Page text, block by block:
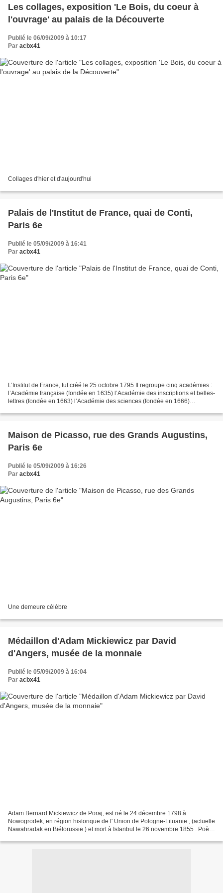
Les collages, exposition 'Le Bois, du coeur à
l'ouvrage' au palais de la Découverte
Publié le 06/09/2009 à 10:17
Par acbx41
Collages d'hier et d'aujourd'hui
Palais de l'Institut de France, quai de Conti,
Paris 6e
Publié le 05/09/2009 à 16:41
Par acbx41
L’Institut de France, fut créé le 25 octobre 1795 Il regroupe cinq académies :
l’Académie française (fondée en 1635) l’Académie des inscriptions et belles-
lettres (fondée en 1663) l’Académie des sciences (fondée en 1666)
Maison de Picasso, rue des Grands Augustins,
Paris 6e
Publié le 05/09/2009 à 16:26
Par acbx41
Une demeure célèbre
Médaillon d'Adam Mickiewicz par David
d'Angers, musée de la monnaie
Publié le 05/09/2009 à 16:04
Par acbx41
Adam Bernard Mickiewicz de Poraj, est né le 24 décembre 1798 à
Nowogrodek, en région historique de l' Union de Pologne-Lituanie , (actuelle
Nawahradak en Biélorussie ) et mort à Istanbul le 26 novembre 1855 . Poète